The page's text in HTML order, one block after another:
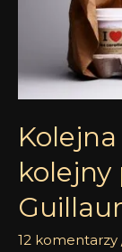
kolejny
12 komentarzy
Pierre’a
Guillaume’a